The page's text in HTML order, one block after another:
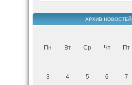
АРХИВ НОВОСТЕЙ
Пн Вт Ср Чт Пт
3 4 5 6 7